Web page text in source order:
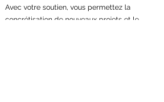
Avec votre soutien, vous permettez la
concrétisation de nouveaux projets et le